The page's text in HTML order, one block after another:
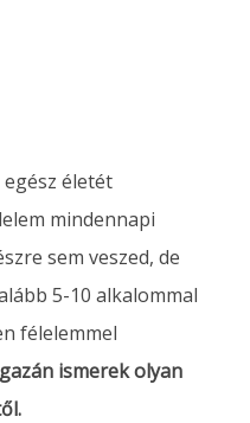
életét
mindennapi
sem veszed, de
5-10 alkalommal
félelemmel
ismerek olyan